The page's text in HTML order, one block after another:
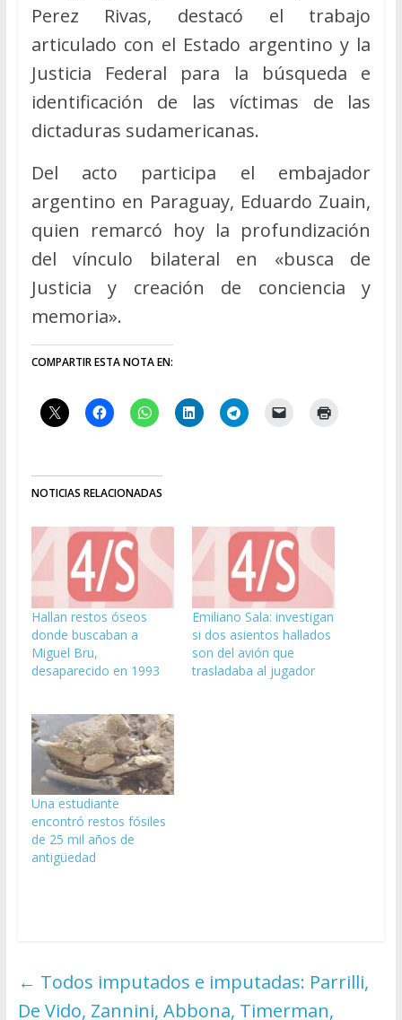
Perez Rivas, destacó el trabajo
articulado con el Estado argentino y la
Justicia Federal para la búsqueda e
identificación de las víctimas de las
dictaduras sudamericanas.
Del acto participa el embajador
argentino en Paraguay, Eduardo Zuain,
quien remarcó hoy la profundización
del vínculo bilateral en «busca de
Justicia y creación de conciencia y
memoria».
COMPARTIR ESTA NOTA EN:
NOTICIAS RELACIONADAS
Hallan restos óseos
donde buscaban a
Miguel Bru,
desaparecido en 1993
Emiliano Sala: investigan
si dos asientos hallados
son del avión que
trasladaba al jugador
Una estudiante
encontró restos fósiles
de 25 mil años de
antigüedad
← Todos imputados e imputadas: Parrilli,
De Vido, Zannini, Abbona, Timerman,